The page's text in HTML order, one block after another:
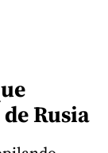
Rusia